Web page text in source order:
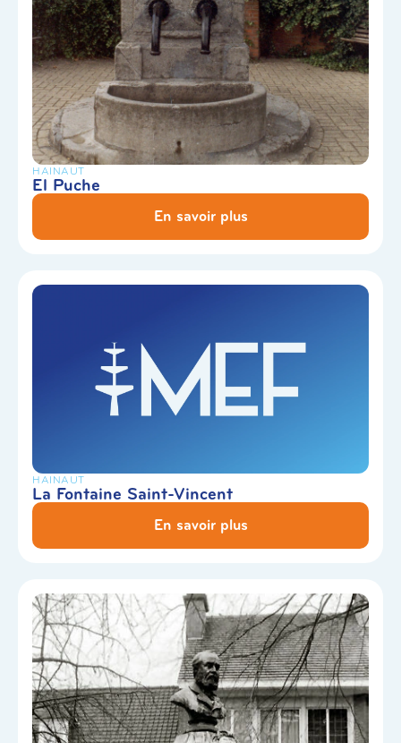
HAINAUT
El Puche
En savoir plus
HAINAUT
La Fontaine Saint-Vincent
En savoir plus